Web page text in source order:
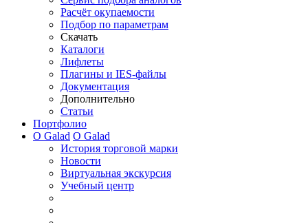
Расчёт окупаемости
Подбор по параметрам
Скачать
Каталоги
Лифлеты
Плагины и IES-файлы
Документация
Дополнительно
Статьи
Портфолио
О Galad О Galad
История торговой марки
Новости
Виртуальная экскурсия
Учебный центр